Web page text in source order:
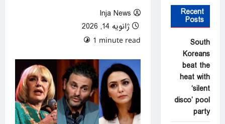
Inja News
ژانویه 14, 2026
1 minute read
Recent
Posts
South
Koreans
beat the
heat with
‘silent
disco’ pool
party